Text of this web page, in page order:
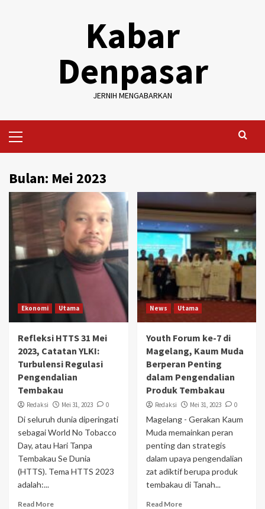
Kabar
Denpasar
JERNIH MENGABARKAN
Menu
Bulan: Mei 2023
Ekonomi Utama
Refleksi HTTS 31 Mei
2023, Catatan YLKI:
Turbulensi Regulasi
Pengendalian
Tembakau
Redaksi Mei 31, 2023 0
Di seluruh dunia diperingati
sebagai World No Tobacco
Day, atau Hari Tanpa
Tembakau Se Dunia
(HTTS). Tema HTTS 2023
adalah:...
Read More
News Utama
Youth Forum ke-7 di
Magelang, Kaum Muda
Berperan Penting
dalam Pengendalian
Produk Tembakau
Redaksi Mei 31, 2023 0
Magelang - Gerakan Kaum
Muda memainkan peran
penting dan strategis
dalam upaya pengendalian
zat adiktif berupa produk
tembakau di Tanah...
Read More